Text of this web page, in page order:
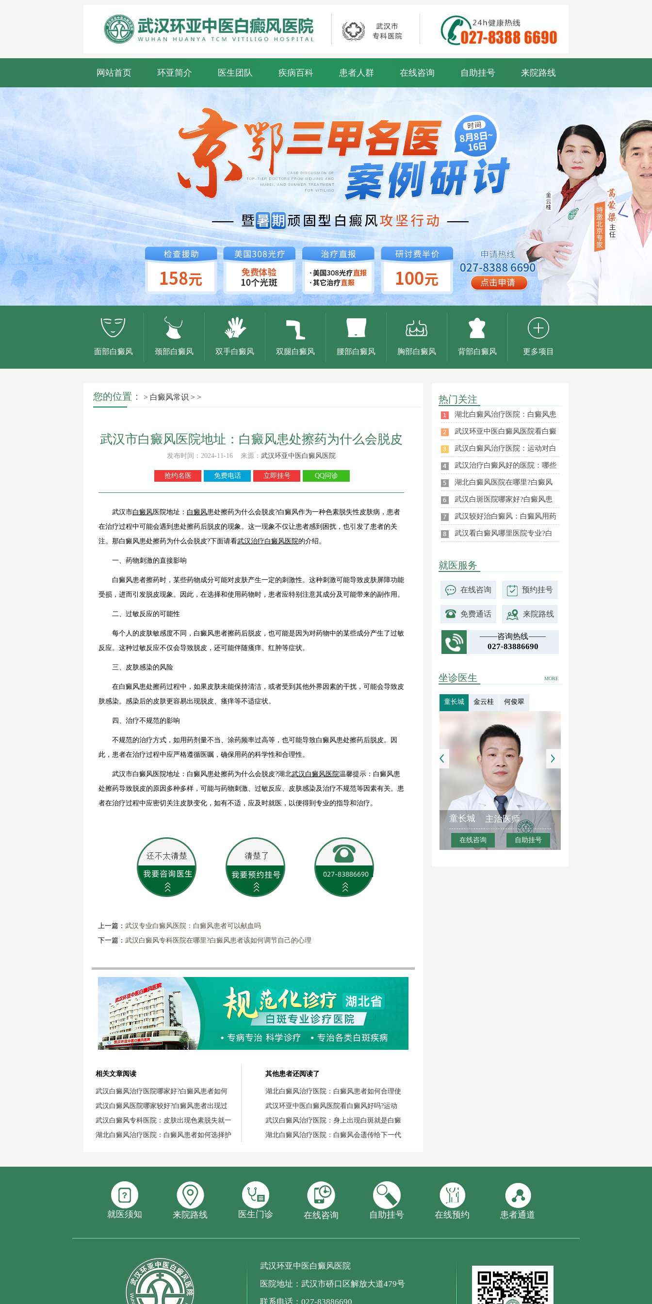
网站首页 环亚简介 医生团队 疾病百科 患者人群 在线咨询 自助挂号 来院路线
面部白癜风 颈部白癜风 双手白癜风 双腿白癜风 腰部白癜风 胸部白癜风 背部白癜风 更多项目
您的位置： > 白癜风常识 > >
武汉市白癜风医院地址：白癜风患处擦药为什么会脱皮
发布时间：2024-11-16 来源： 武汉环亚中医白癜风医院
抢约名医 免费电话 立即挂号 QQ问诊
武汉市白癜风 医院地址： 白癜风患处擦药为什么会脱皮?白癜风作为一种色素脱失性皮肤病，患者
在治疗过程中可能会遇到患处擦药后脱皮的现象。这一现象不仅让患者感到困扰，也引发了患者的关
注。那白癜风患处擦药为什么会脱皮?下面请看武汉治疗白癜风医院的介绍。
一、药物刺激的直接影响
白癜风患者擦药时，某些药物成分可能对皮肤产生一定的刺激性。这种刺激可能导致皮肤屏障功能
受损，进而引发脱皮现象。因此，在选择和使用药物时，患者应特别注意其成分及可能带来的副作用。
二、过敏反应的可能性
每个人的皮肤敏感度不同，白癜风患者擦药后脱皮，也可能是因为对药物中的某些成分产生了过敏
反应。这种过敏反应不仅会导致脱皮，还可能伴随瘙痒、红肿等症状。
三、皮肤感染的风险
在白癜风患处擦药过程中，如果皮肤未能保持清洁，或者受到其他外界因素的干扰，可能会导致皮
肤感染。感染后的皮肤更容易出现脱皮、瘙痒等不适症状。
四、治疗不规范的影响
不规范的治疗方式，如用药剂量不当、涂药频率过高等，也可能导致白癜风患处擦药后脱皮。因
此，患者在治疗过程中应严格遵循医嘱，确保用药的科学性和合理性。
武汉市白癜风医院地址：白癜风患处擦药为什么会脱皮?湖北武汉白癜风医院温馨提示：白癜风患
处擦药导致脱皮的原因多种多样，可能与药物刺激、过敏反应、皮肤感染及治疗不规范等因素有关。患
者在治疗过程中应密切关注皮肤变化，如有不适，应及时就医，以便得到专业的指导和治疗。
上一篇： 武汉专业白癜风医院：白癜风患者可以献血吗
下一篇： 武汉白癜风专科医院在哪里?白癜风患者该如何调节自己的心理
相关文章阅读
武汉白癜风治疗医院哪家好?白癜风患者如何
武汉白癜风医院哪家较好?白癜风患者出现过
武汉白癜风专科医院：皮肤出现色素脱失就一
湖北白癜风治疗医院：白癜风患者如何选择护
其他患者还阅读了
湖北白癜风治疗医院：白癜风患者如何合理使
武汉环亚中医白癜风医院看白癜风好吗?运动
武汉白癜风治疗医院：身上出现白斑就是白癜
湖北白癜风治疗医院：白癜风会遗传给下一代
热门关注
湖北白癜风治疗医院：白癜风患
武汉环亚中医白癜风医院看白癜
武汉白癜风治疗医院：运动对白
武汉治疗白癜风好的医院：哪些
湖北白癜风医院在哪里?白癜风
武汉白斑医院哪家好?白癜风患
武汉较好治白癜风：白癜风用药
武汉看白癜风哪里医院专业?白
就医服务
在线咨询 预约挂号
免费通话 来院路线
咨询热线
027-83886690
MORE
坐诊医生
童长城 金云桂 何俊翠
童长城 主治医师
在线咨询 自助挂号
就医须知 来院路线 医生门诊 在线咨询 自助挂号 在线预约 患者通道
武汉环亚中医白癜风医院
医院地址：武汉市硚口区解放大道479号
联系电话：027-83886690